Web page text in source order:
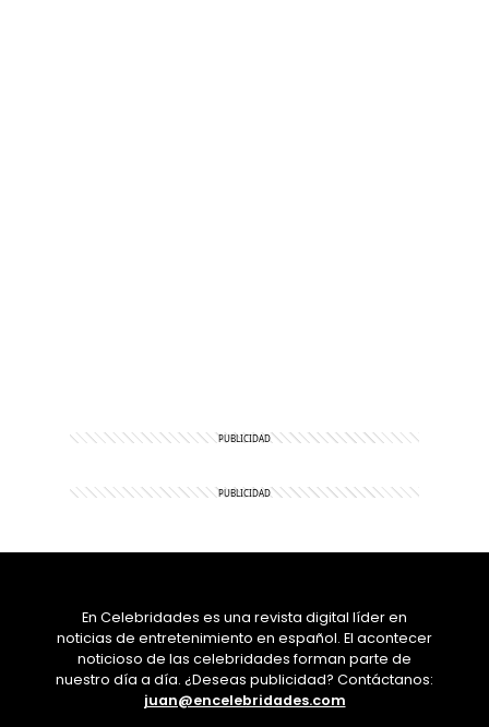
En Celebridades es una revista digital líder en
noticias de entretenimiento en español. El acontecer
noticioso de las celebridades forman parte de
nuestro día a día. ¿Deseas publicidad? Contáctanos:
juan@encelebridades.com